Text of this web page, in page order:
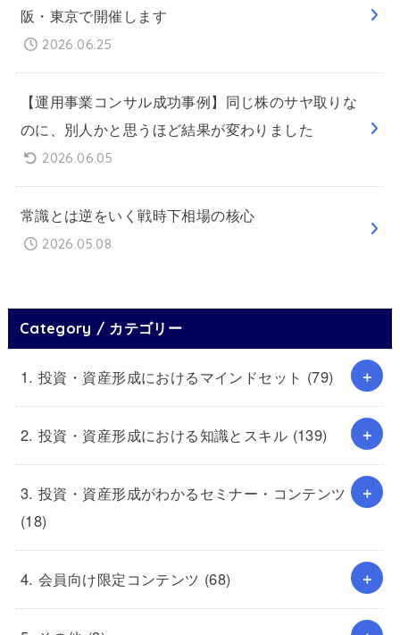
阪・東京で開催します
2026.06.25
【運用事業コンサル成功事例】同じ株のサヤ取りな
のに、別人かと思うほど結果が変わりました
2026.06.05
常識とは逆をいく戦時下相場の核心
2026.05.08
Category / カテゴリー
1. 投資・資産形成におけるマインドセット (79)
2. 投資・資産形成における知識とスキル (139)
3. 投資・資産形成がわかるセミナー・コンテンツ
(18)
4. 会員向け限定コンテンツ (68)